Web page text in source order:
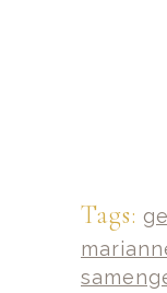
Tags: